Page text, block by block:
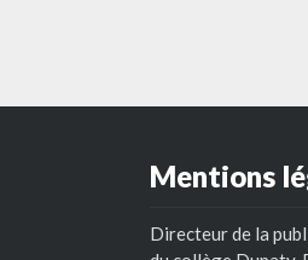
Mentions
Directeur de la